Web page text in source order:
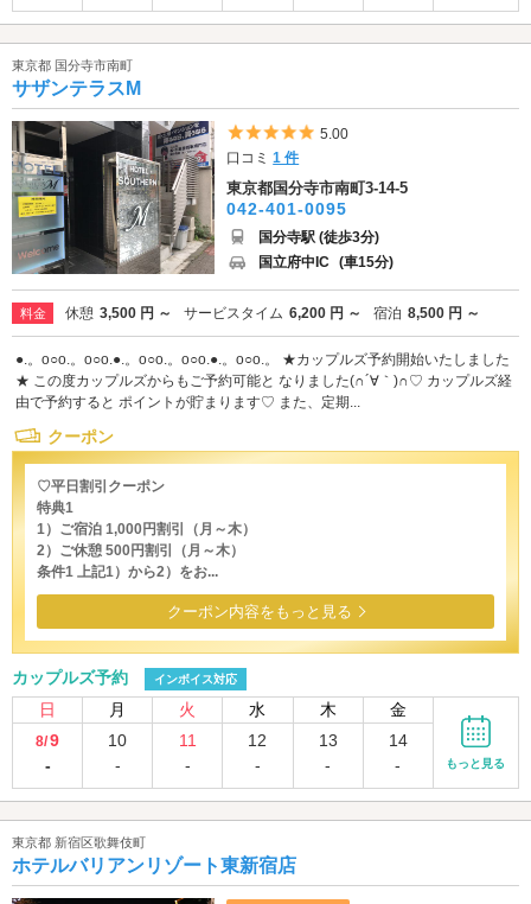
東京都 国分寺市南町
サザンテラスM
5つ星のうち5
5.00
口コミ1 件
東京都国分寺市南町3-14-5
042-401-0095
国分寺駅 (徒歩3分)
国立府中IC (車15分)
料金 休憩 3,500 円 ～ サービスタイム 6,200 円 ～ 宿泊 8,500 円 ～
●.。o○o.。o○o.●.。o○o.。o○o.●.。o○o.。 ★カップルズ予約開始いたしました
★ この度カップルズからもご予約可能と なりました(∩´∀｀)∩♡ カップルズ経
由で予約すると ポイントが貯まります♡ また、定期...
クーポン
♡平日割引クーポン
特典1
1）ご宿泊 1,000円割引（月～木）
2）ご休憩 500円割引（月～木）
条件1 上記1）から2）をお...
クーポン内容をもっと見る
カップルズ予約 インボイス対応
日 月 火 水 木 金
8/9
-
10
-
11
-
12
-
13
-
14
-
もっと見る
東京都 新宿区歌舞伎町
ホテルバリアンリゾート東新宿店